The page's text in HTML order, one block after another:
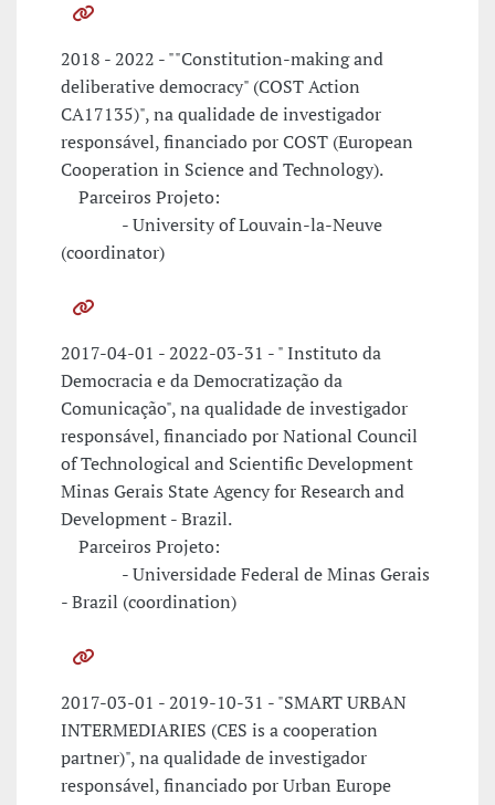
2018 - 2022 - ""Constitution-making and
deliberative democracy" (COST Action
CA17135)", na qualidade de investigador
responsável, financiado por COST (European
Cooperation in Science and Technology).
Parceiros Projeto:
- University of Louvain-la-Neuve
(coordinator)
2017-04-01 - 2022-03-31 - " Instituto da
Democracia e da Democratização da
Comunicação", na qualidade de investigador
responsável, financiado por National Council
of Technological and Scientific Development
Minas Gerais State Agency for Research and
Development - Brazil.
Parceiros Projeto:
- Universidade Federal de Minas Gerais
- Brazil (coordination)
2017-03-01 - 2019-10-31 - "SMART URBAN
INTERMEDIARIES (CES is a cooperation
partner)", na qualidade de investigador
responsável, financiado por Urban Europe